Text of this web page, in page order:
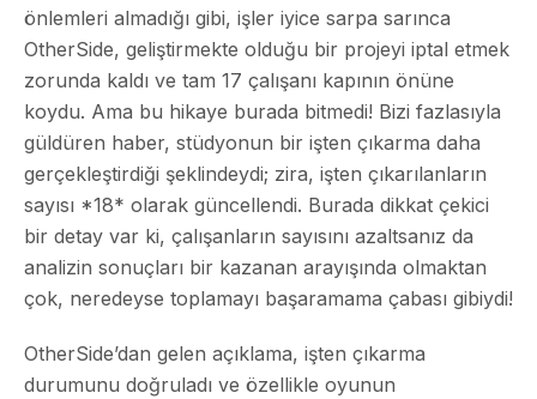
önlemleri almadığı gibi, işler iyice sarpa sarınca
OtherSide, geliştirmekte olduğu bir projeyi iptal etmek
zorunda kaldı ve tam 17 çalışanı kapının önüne
koydu. Ama bu hikaye burada bitmedi! Bizi fazlasıyla
güldüren haber, stüdyonun bir işten çıkarma daha
gerçekleştirdiği şeklindeydi; zira, işten çıkarılanların
sayısı *18* olarak güncellendi. Burada dikkat çekici
bir detay var ki, çalışanların sayısını azaltsanız da
analizin sonuçları bir kazanan arayışında olmaktan
çok, neredeyse toplamayı başaramama çabası gibiydi!
OtherSide’dan gelen açıklama, işten çıkarma
durumunu doğruladı ve özellikle oyunun